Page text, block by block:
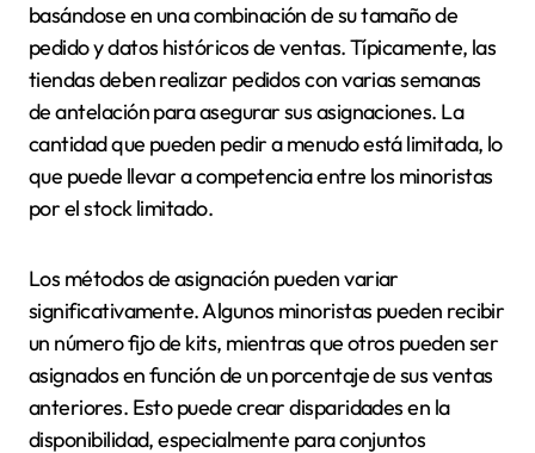
basándose en una combinación de su tamaño de
pedido y datos históricos de ventas. Típicamente, las
tiendas deben realizar pedidos con varias semanas
de antelación para asegurar sus asignaciones. La
cantidad que pueden pedir a menudo está limitada, lo
que puede llevar a competencia entre los minoristas
por el stock limitado.
Los métodos de asignación pueden variar
significativamente. Algunos minoristas pueden recibir
un número fijo de kits, mientras que otros pueden ser
asignados en función de un porcentaje de sus ventas
anteriores. Esto puede crear disparidades en la
disponibilidad, especialmente para conjuntos